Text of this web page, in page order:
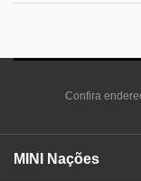
Confira
MINI Nações